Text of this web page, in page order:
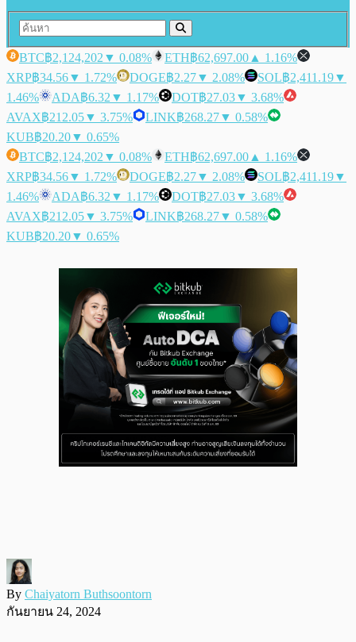
BTC฿2,124,202 ▼ 0.08% ETH฿62,697.00 ▲ 1.16%
XRP฿34.56▼ 1.72% DOGE฿2.27▼ 2.08% SOL฿2,411.19▼
1.46%
ADA฿6.32 ▼ 1.17% DOT฿27.03▼ 3.68%
AVAX฿212.05▼ 3.75% LINK฿268.27▼ 0.58%
KUB฿20.20▼ 0.65%
BTC฿2,124,202 ▼ 0.08% ETH฿62,697.00 ▲ 1.16%
XRP฿34.56▼ 1.72% DOGE฿2.27▼ 2.08% SOL฿2,411.19▼
1.46%
ADA฿6.32 ▼ 1.17% DOT฿27.03▼ 3.68%
AVAX฿212.05▼ 3.75% LINK฿268.27▼ 0.58%
KUB฿20.20▼ 0.65%
By Chaiyatorn Buthsoontorn
กันยายน 24, 2024